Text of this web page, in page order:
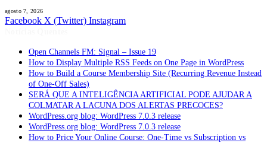
agosto 7, 2026
Facebook X (Twitter) Instagram
Open Channels FM: Signal – Issue 19
How to Display Multiple RSS Feeds on One Page in WordPress
How to Build a Course Membership Site (Recurring Revenue Instead
of One-Off Sales)
SERÁ QUE A INTELIGÊNCIA ARTIFICIAL PODE AJUDAR A
COLMATAR A LACUNA DOS ALERTAS PRECOCES?
WordPress.org blog: WordPress 7.0.3 release
WordPress.org blog: WordPress 7.0.3 release
How to Price Your Online Course: One-Time vs Subscription vs